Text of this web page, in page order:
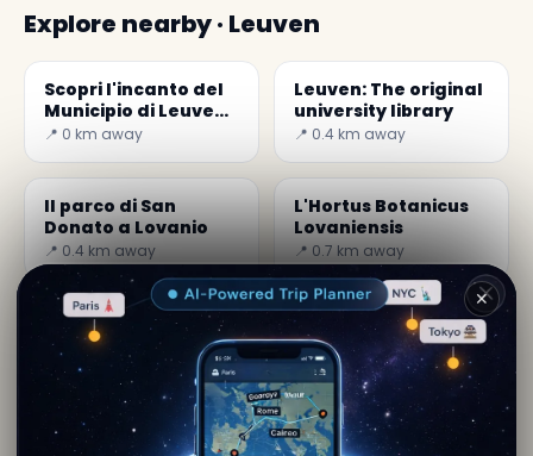
Explore nearby · Leuven
Scopri l'incanto del
Municipio di Leuven,
in Belgio
📍 0 km away
Leuven: The original
university library
📍 0.4 km away
Il parco di San
Donato a Lovanio
📍 0.4 km away
L'Hortus Botanicus
Lovaniensis
📍 0.7 km away
Lea Sigman· da Leuven
Contenuto editoriale verificato · Community Secret
World — 1M+ luoghi in 62 lingue
✕